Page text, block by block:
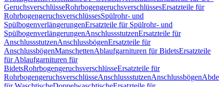
GeruchsverschlüsseRohrbogengeruchsverschlüssesErsatzteile für
RohrbogengeruchsverschlüssesSpülrohr- und
SpülbogenverlängerungenErsatzteile für Spülrohr- und
SpülbogenverlängerungenAnschlussstutzenErsatzteile für
AnschlussstutzenAnschlussbögenErsatzteile für
AnschlussbögenManschettenAblaufgarnituren für BidetsErsatzteile
für Ablaufgarnituren für
BidetsRohrbogengeruchsverschlüsseErsatzteile für
RohrbogengeruchsverschlüsseAnschlussstutzenAnschlussbögen